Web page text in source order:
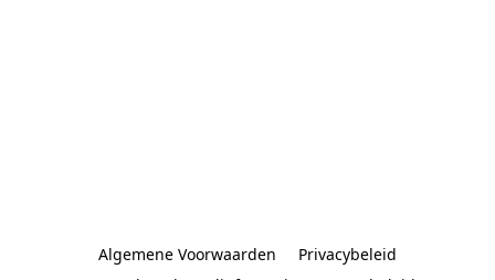
Algemene Voorwaarden
Privacybeleid